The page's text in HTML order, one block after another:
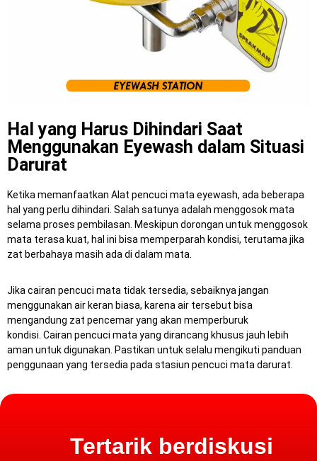
Hal yang Harus Dihindari Saat
Menggunakan Eyewash dalam Situasi
Darurat
Ketika memanfaatkan Alat pencuci mata eyewash, ada beberapa
hal yang perlu dihindari. Salah satunya adalah menggosok mata
selama proses pembilasan. Meskipun dorongan untuk menggosok
mata terasa kuat, hal ini bisa memperparah kondisi, terutama jika
zat berbahaya masih ada di dalam mata.
Jika cairan pencuci mata tidak tersedia, sebaiknya jangan
menggunakan air keran biasa, karena air tersebut bisa
mengandung zat pencemar yang akan memperburuk
kondisi. Cairan pencuci mata yang dirancang khusus jauh lebih
aman untuk digunakan. Pastikan untuk selalu mengikuti panduan
penggunaan yang tersedia pada stasiun pencuci mata darurat.
Tertarik berdiskusi